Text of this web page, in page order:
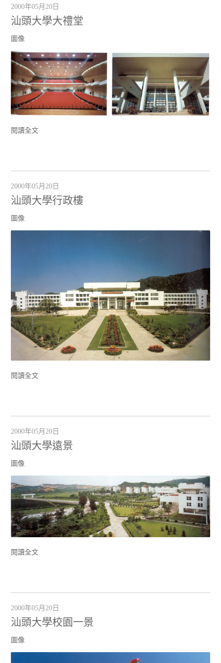
2000年05月20日
汕頭大學大禮堂
圖像
閱讀全文
2000年05月20日
汕頭大學行政樓
圖像
閱讀全文
2000年05月20日
汕頭大學遠景
圖像
閱讀全文
2000年05月20日
汕頭大學校園一景
圖像